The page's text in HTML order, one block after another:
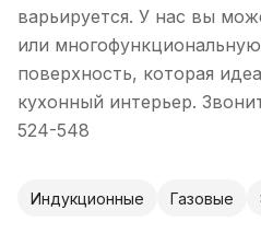
варьируется. У нас вы
или
поверхность, которая
кухонный интерьер.
524-548
Индукционные Газовые